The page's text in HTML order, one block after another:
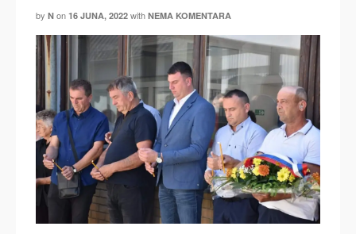
by N on 16 JUNA, 2022 with NEMA KOMENTARA